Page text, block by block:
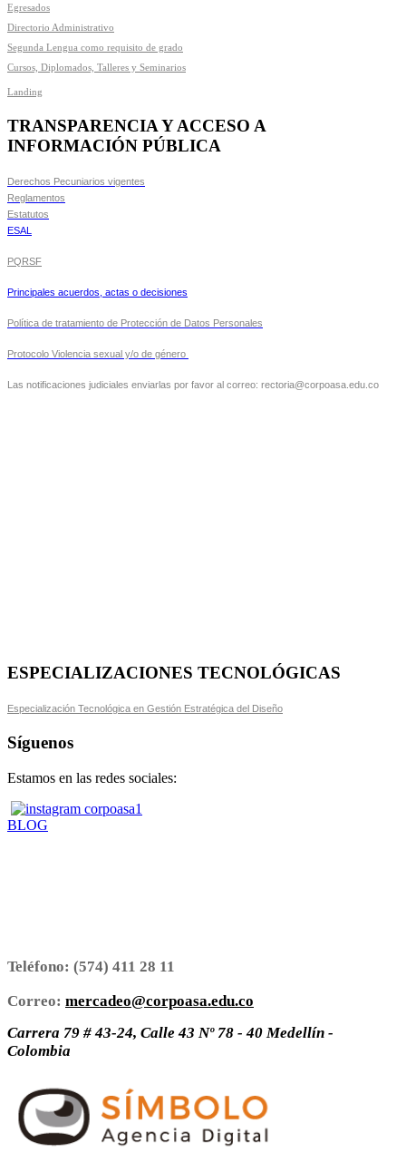
Egresados
Directorio Administrativo
Segunda Lengua como requisito de grado
Cursos, Diplomados, Talleres y Seminarios
Landing
TRANSPARENCIA Y ACCESO A
INFORMACIÓN PÚBLICA
Derechos Pecuniarios vigentes
Reglamentos
Estatutos
ESAL
PQRSF
Principales acuerdos, actas o decisiones
Política de tratamiento de Protección de Datos Personales
Protocolo Violencia sexual y/o de género
Las notificaciones judiciales enviarlas por favor al correo: rectoria@corpoasa.edu.co
ESPECIALIZACIONES TECNOLÓGICAS
Especialización Tecnológica en Gestión Estratégica del Diseño
Síguenos
Estamos en las redes sociales:
BLOG
Teléfono: (574) 411 28 11
Correo: mercadeo@corpoasa.edu.co
Carrera 79 # 43-24, Calle 43 Nº 78 - 40 Medellín -
Colombia